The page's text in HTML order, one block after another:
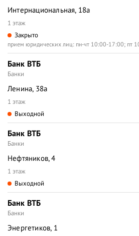
Интернациональная, 18а
1 этаж
Закрыто
прием юридических лиц: пн-чт 10:00-17:00; пт
Банк ВТБ
Банки
Ленина, 38а
1 этаж
Выходной
Банк ВТБ
Банки
Нефтяников, 4
1 этаж
Выходной
Банк ВТБ
Банки
Энергетиков, 1